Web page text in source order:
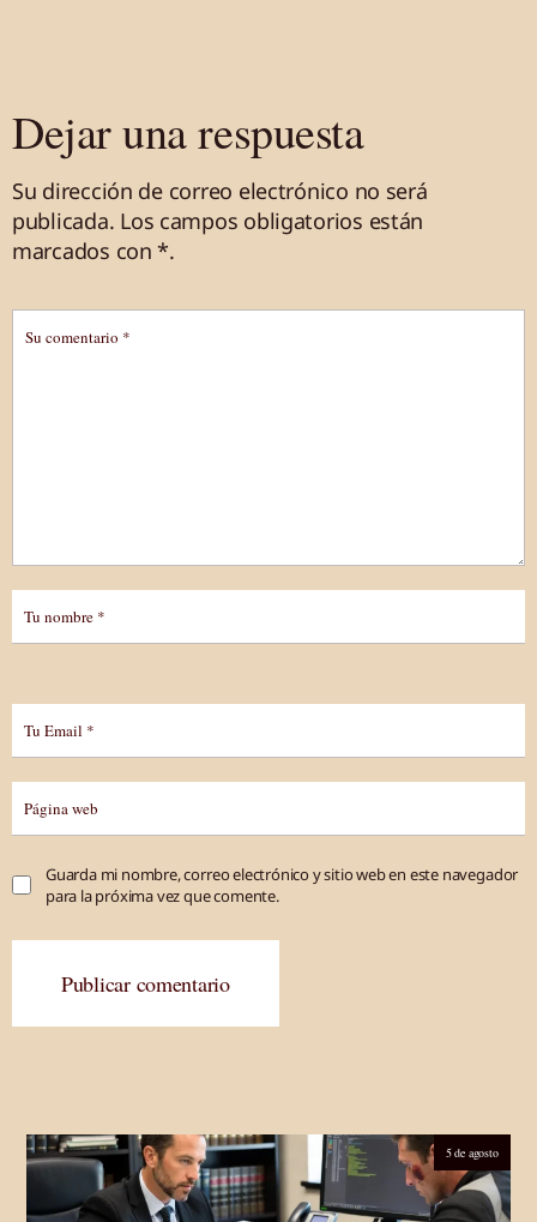
Dejar una respuesta
Su dirección de correo electrónico no será
publicada. Los campos obligatorios están
marcados con *.
Guarda mi nombre, correo electrónico y sitio web en este navegador
para la próxima vez que comente.
Publicar comentario
5 de agosto